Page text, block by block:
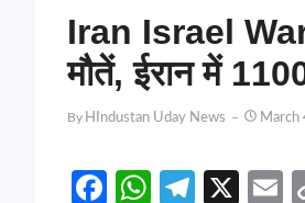
Iran Israel War
मौतें, ईरान में
By HIndustan Uday News March
Facebook
X